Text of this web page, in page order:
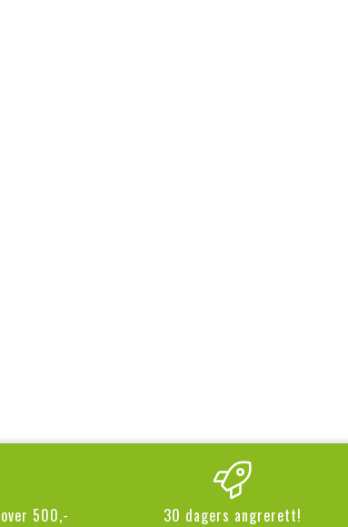
500,- 30 dagers angrerett!